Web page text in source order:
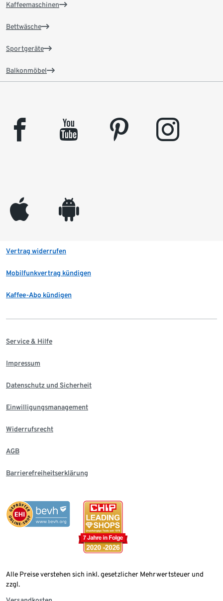
Kaffeemaschinen
Bettwäsche
Sportgeräte
Balkonmöbel
facebook youtube pinterest instagram
appleinc android
Vertrag widerrufen
Mobilfunkvertrag kündigen
Kaffee-Abo kündigen
Service & Hilfe
Impressum
Datenschutz und Sicherheit
Einwilligungsmanagement
Widerrufsrecht
AGB
Barrierefreiheitserklärung
Alle Preise verstehen sich inkl. gesetzlicher Mehrwertsteuer und
zzgl.